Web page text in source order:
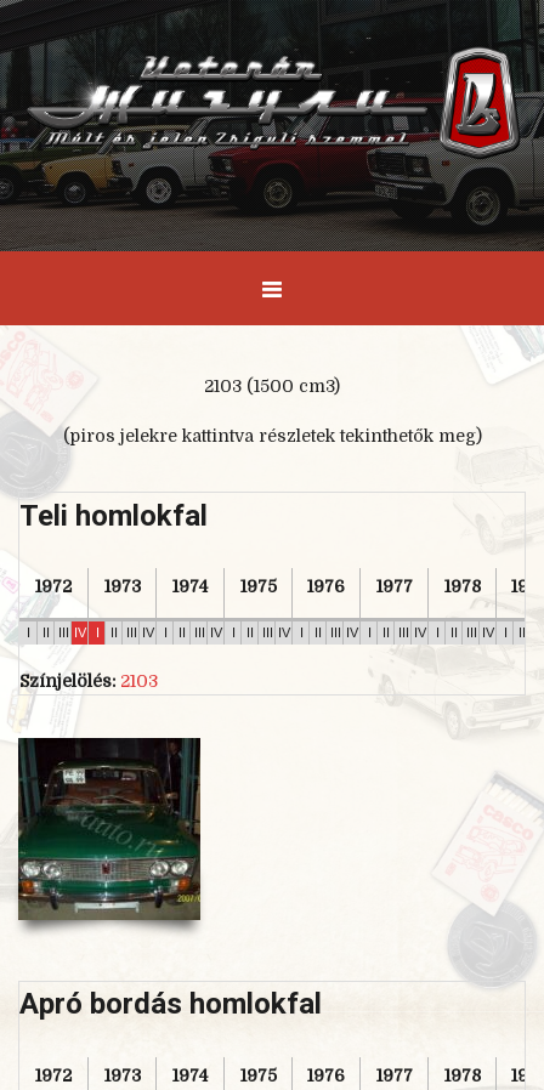
2103 (1500 cm3)
(piros jelekre kattintva részletek tekinthetők meg)
Teli homlokfal
1972 1973 1974 1975 1976 1977 1978
I II III IV I II III IV I II III IV I II III IV I II III IV I II III IV I II III IV I II
Színjelölés: 2103
Apró bordás homlokfal
1972 1973 1974 1975 1976 1977 1978